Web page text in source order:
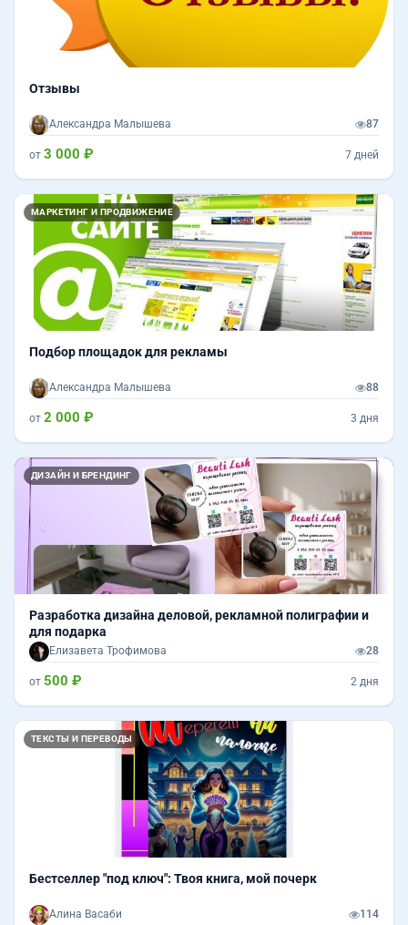
Отзывы
Александра Малышева 87
от 3 000 ₽ 7 дней
МАРКЕТИНГ И ПРОДВИЖЕНИЕ
Подбор площадок для рекламы
Александра Малышева 88
от 2 000 ₽ 3 дня
ДИЗАЙН И БРЕНДИНГ
Назад
Разработка дизайна деловой, рекламной полиграфии и
для подарка
Елизавета Трофимова 28
от 500 ₽ 2 дня
ТЕКСТЫ И ПЕРЕВОДЫ
Бестселлер "под ключ": Твоя книга, мой почерк
Алина Васаби 114